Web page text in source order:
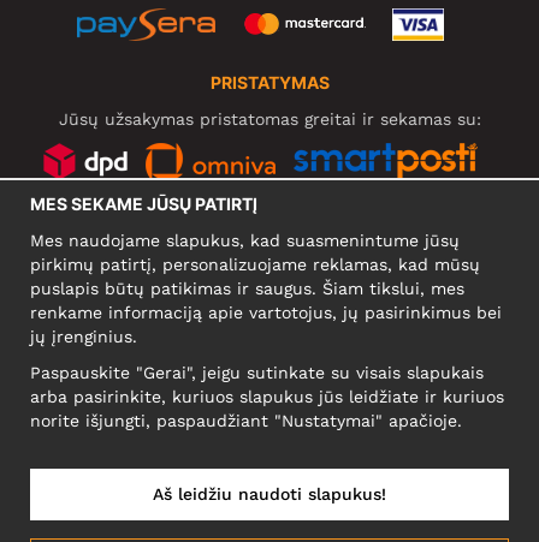
PRISTATYMAS
Jūsų užsakymas pristatomas greitai ir sekamas su:
KOMPANIJA
Narva mnt 5, EE-10117 Tallinn
Reg: 12356245
MES SEKAME JŪSŲ PATIRTĮ
Mes naudojame slapukus, kad suasmenintume jūsų
pirkimų patirtį, personalizuojame reklamas, kad mūsų
puslapis būtų patikimas ir saugus. Šiam tikslui, mes
renkame informaciją apie vartotojus, jų pasirinkimus bei
jų įrenginius.
Paspauskite "Gerai", jeigu sutinkate su visais slapukais
arba pasirinkite, kuriuos slapukus jūs leidžiate ir kuriuos
norite išjungti, paspaudžiant "Nustatymai" apačioje.
Aš leidžiu naudoti slapukus!